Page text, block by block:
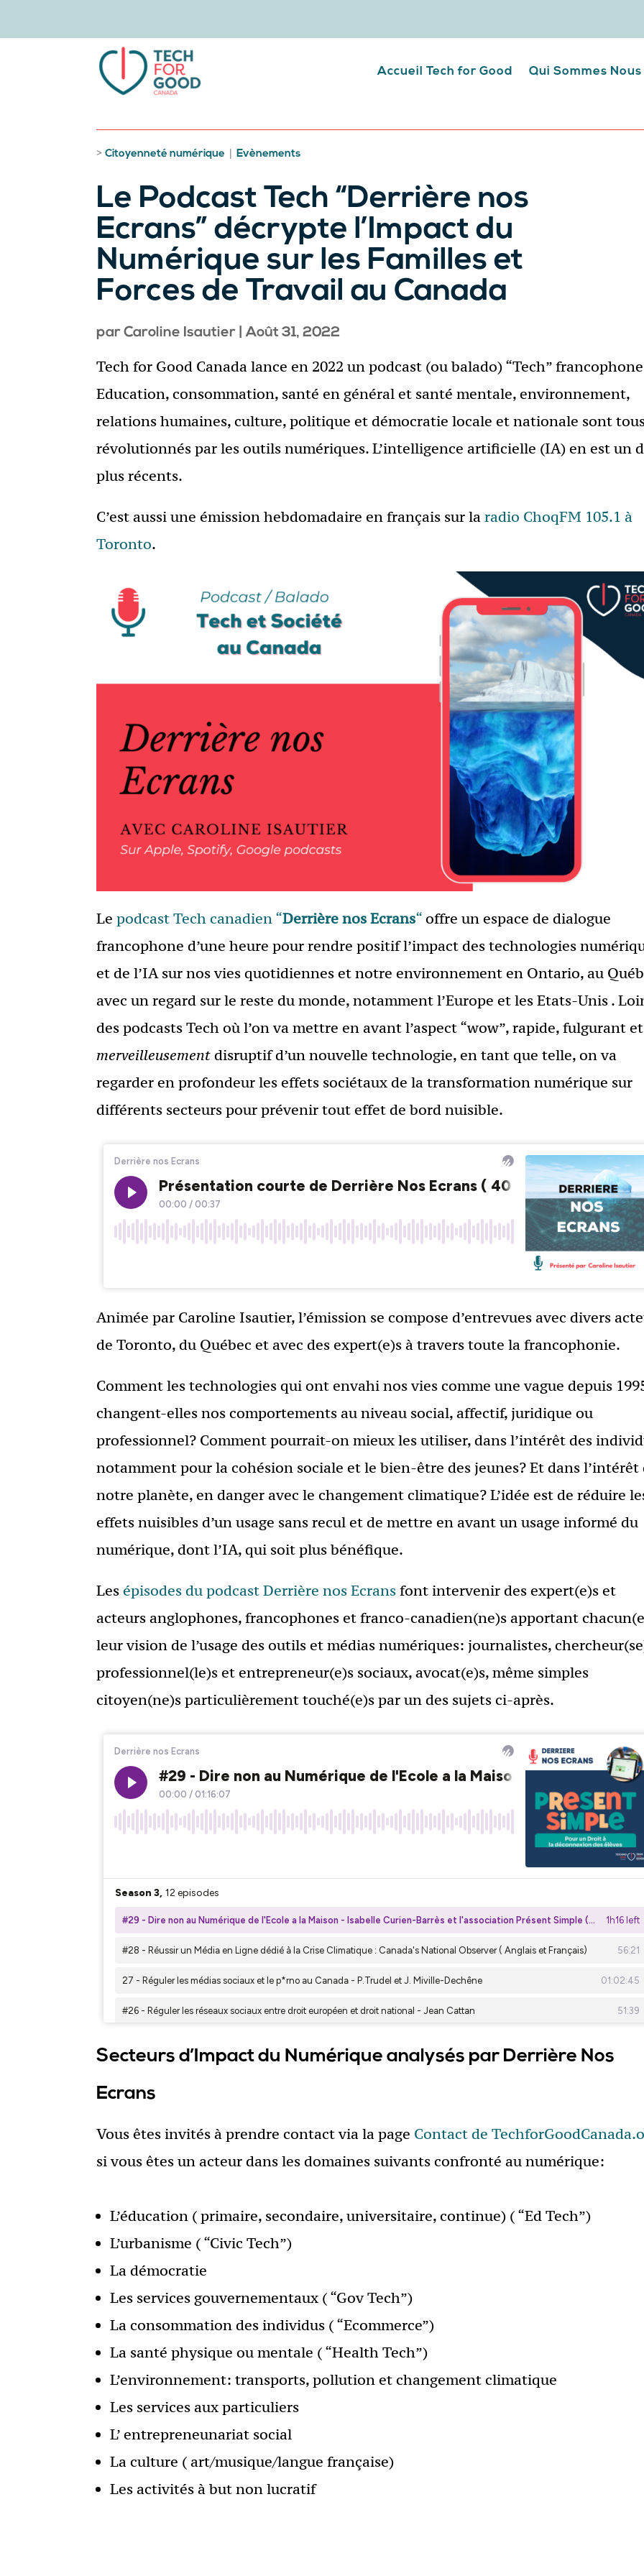
Accueil Tech for Good Qui Sommes Nous
>Citoyenneté numérique |Evènements
Le Podcast Tech “Derrière nos
Ecrans” décrypte l’Impact du
Numérique sur les Familles et
Forces de Travail au Canada
parCaroline Isautier |Août 31, 2022
Tech for Good Canada lance en 2022 un podcast (ou balado) “Tech”
Education, consommation, santé en général et santé mentale, environnement,
relations humaines, culture, politique et démocratie locale et nationale sont
révolutionnés par les outils numériques. L’intelligence artificielle (IA) en est un
plus récents.
C’est aussi une émission hebdomadaire en français sur laradio ChoqFM 105.1 à
Toronto.
Lepodcast Tech canadien “Derrière nos Ecrans“ offre un espace de dialogue
francophone d’une heure pour rendre positif l’impact des technologies
et de l’IA sur nos vies quotidiennes et notre environnement en Ontario, au
avec un regard sur le reste du monde, notamment l’Europe et les Etats-Unis .
des podcasts Tech où l’on va mettre en avant l’aspect “wow”, rapide, fulgurant et
merveilleusementdisruptif d’un nouvelle technologie, en tant que telle, on va
regarder en profondeur les effets sociétaux de la transformation numérique sur
différents secteurs pour prévenir tout effet de bord nuisible.
Animée par Caroline Isautier, l’émission se compose d’entrevues avec divers
de Toronto, du Québec et avec des expert(e)s à travers toute la francophonie.
Comment les technologies qui ont envahi nos vies comme une vague depuis
changent-elles nos comportements au niveau social, affectif, juridique ou
professionnel? Comment pourrait-on mieux les utiliser, dans l’intérêt des
notamment pour la cohésion sociale et le bien-être des jeunes? Et dans l’intérêt
notre planète, en danger avec le changement climatique? L’idée est de réduire
effets nuisibles d’un usage sans recul et de mettre en avant un usage informé du
numérique, dont l’IA, qui soit plus bénéfique.
Lesépisodes du podcast Derrière nos Ecrans font intervenir des expert(e)s et
acteurs anglophones, francophones et franco-canadien(ne)s apportant
leur vision de l’usage des outils et médias numériques: journalistes,
professionnel(le)s et entrepreneur(e)s sociaux, avocat(e)s, même simples
citoyen(ne)s particulièrement touché(e)s par un des sujets ci-après.
Secteurs d’Impact du Numérique analysés par Derrière Nos
Ecrans
Vous êtes invités à prendre contact via la page Contact de
si vous êtes un acteur dans les domaines suivants confronté au numérique:
L’éducation ( primaire, secondaire, universitaire, continue) ( “Ed Tech”)
L’urbanisme ( “Civic Tech”)
La démocratie
Les services gouvernementaux ( “Gov Tech”)
La consommation des individus ( “Ecommerce”)
La santé physique ou mentale ( “Health Tech”)
L’environnement: transports, pollution et changement climatique
Les services aux particuliers
L’ entrepreneunariat social
La culture ( art/musique/langue française)
Les activités à but non lucratif